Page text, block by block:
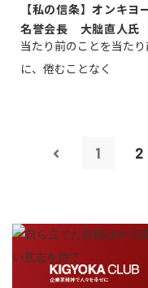
【私の信条】オンキヨ
名誉会長 大朏直人氏
当たり前のことを当た
に、倦むことなく
1 2